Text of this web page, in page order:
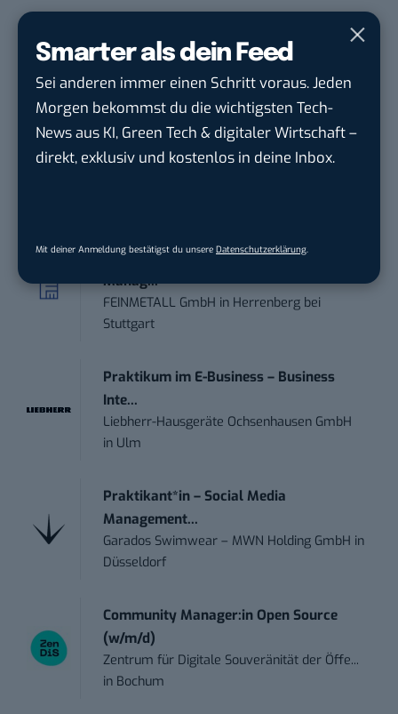
Smarter als dein Feed
Sei anderen immer einen Schritt voraus. Jeden
Morgen bekommst du die wichtigsten Tech-
News aus KI, Green Tech & digitaler Wirtschaft –
direkt, exklusiv und kostenlos in deine Inbox.
Mit deiner Anmeldung bestätigst du unsere Datenschutzerklärung.
STELLENANZEIGEN
Anforderungs- und Projektmanager
touristische...
trendtours Holding GmbHinEschborn
Marketing Specialist – AI & Content
Manag...
FEINMETALL GmbH in Herrenberg bei
Stuttgart
Praktikum im E-Business – Business
Inte...
Liebherr-Hausgeräte Ochsenhausen GmbH
in Ulm
Praktikant*in – Social Media
Management...
Garados Swimwear – MWN Holding GmbH in
Düsseldorf
Community Manager:in Open Source
(w/m/d)
Zentrum für Digitale Souveränität der Öffe...
in Bochum